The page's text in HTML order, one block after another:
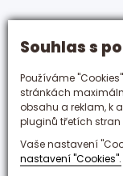
Souhlas s
Používáme
stránkách
obsahu a reklam, k
pluginů třetích
Vaše nastavení
nastavení "Cookies".